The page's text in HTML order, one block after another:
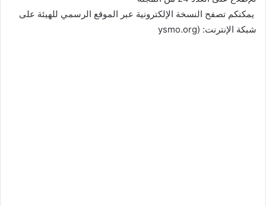
​ يمكنكم تصفح النسخة الإلكترونية عبر الموقع الرسمي للهيئة على
شبكة الإنترنت: (ysmo.org